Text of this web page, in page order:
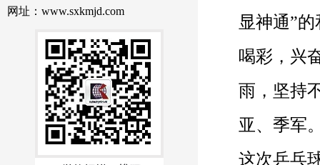
网址：www.sxkmjd.com
显神通”
喝彩，兴
雨 ，坚持
亚、季军
这次乒乓